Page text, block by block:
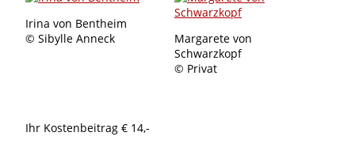
Irina von Bentheim
© Sibylle Anneck
Margarete von
Schwarzkopf
© Privat
Ihr Kostenbeitrag € 14,-